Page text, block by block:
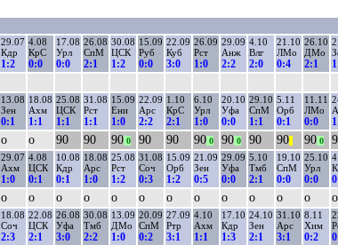
29.07
Кдр
1:2
4.08
КрС
0:0
17.08
Урл
0:0
26.08
СпМ
2:1
30.08
ЦСК
1:2
15.09
Руб
0:0
22.09
Куб
3:0
26.09
Рст
1:0
29.09
Анж
2:2
4.10
Влг
2:0
21.10
ЛМо
0:4
26.10
ДМо
2:1
13.08
Зен
0:1
18.08
Ахм
1:1
25.08
ЦСК
1:1
31.08
Рст
1:1
15.09
Ени
1:0
22.09
Арс
2:2
1.10
КрС
2:1
6.10
Урл
1:0
20.10
Уфа
0:0
29.10
СпМ
1:1
5.11
Орб
0:1
11.11
ЛМо
0:0
о о 90 90 900 90 90 900 900 90 90|| 900
29.07
Ахм
1:0
4.08
ЦСК
0:1
10.08
Кдр
0:1
18.08
Арс
1:0
25.08
Рст
1:2
31.08
Соч
0:3
15.09
Орб
1:2
21.09
Зен
0:5
29.09
Уфа
0:0
5.10
Тмб
2:1
19.10
СпМ
0:0
25.10
Урл
0:0
о о о о о о о о о о о о о
18.08
Соч
2:3
22.08
ЦСК
2:1
26.08
Уфа
3:0
30.08
Тмб
2:2
13.09
ДМо
1:0
20.09
СпМ
0:2
27.09
Ртр
3:1
4.10
Ахм
1:1
17.10
Кдр
1:3
24.10
Зен
2:1
31.10
Арс
3:1
8.11
Хим
0:2